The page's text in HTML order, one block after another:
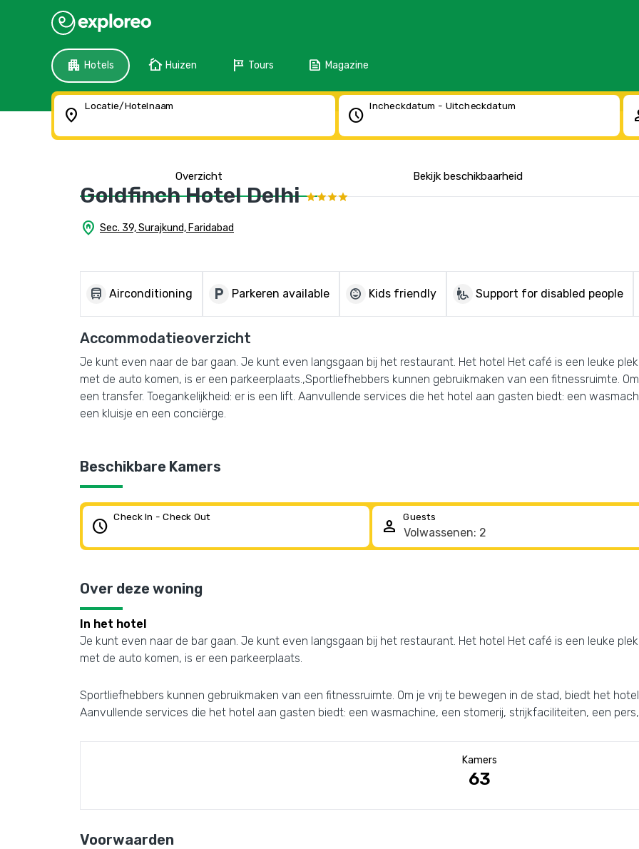
apartment Hotels cottage Huizen tour Tours feed Magazine
location_on Locatie/Hotelnaam schedule Incheckdatum - Uitcheckdatum
Overzicht Bekijk beschikbaarheid
Goldfinch Hotel Delhi
home_pin Sec. 39, Surajkund, Faridabad
directions_bus Airconditioning local_parking Parkeren available child_care Kids friendly wheelchair_pickup Support for disabled people
Accommodatieoverzicht
Je kunt even naar de bar gaan. Je kunt even langsgaan bij het restaurant. Het hotel Het café is een leuke
met de auto komen, is er een parkeerplaats.,Sportliefhebbers kunnen gebruikmaken van een fitnessruimte.
een transfer. Toegankelijkheid: er is een lift. Aanvullende services die het hotel aan gasten biedt: een
een kluisje en een conciërge.
Beschikbare Kamers
schedule Check In - Check Out person Guests
Over deze woning
In het hotel
Je kunt even naar de bar gaan. Je kunt even langsgaan bij het restaurant. Het hotel Het café is een leuke
met de auto komen, is er een parkeerplaats.
Sportliefhebbers kunnen gebruikmaken van een fitnessruimte. Om je vrij te bewegen in de stad, biedt het
Aanvullende services die het hotel aan gasten biedt: een wasmachine, een stomerij, strijkfaciliteiten, een
Kamers
63
Voorwaarden